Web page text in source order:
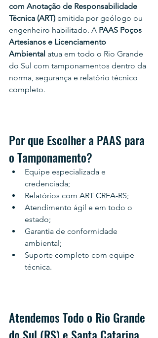
com Anotação de Responsabilidade
Técnica (ART) emitida por geólogo ou
engenheiro habilitado. A PAAS Poços
Artesianos e Licenciamento
Ambiental atua em todo o Rio Grande
do Sul com tamponamentos dentro da
norma, segurança e relatório técnico
completo.
Por que Escolher a PAAS para
o Tamponamento?
Equipe especializada e
credenciada;
Relatórios com ART CREA-RS;
Atendimento ágil e em todo o
estado;
Garantia de conformidade
ambiental;
Suporte completo com equipe
técnica.
Atendemos Todo o Rio Grande